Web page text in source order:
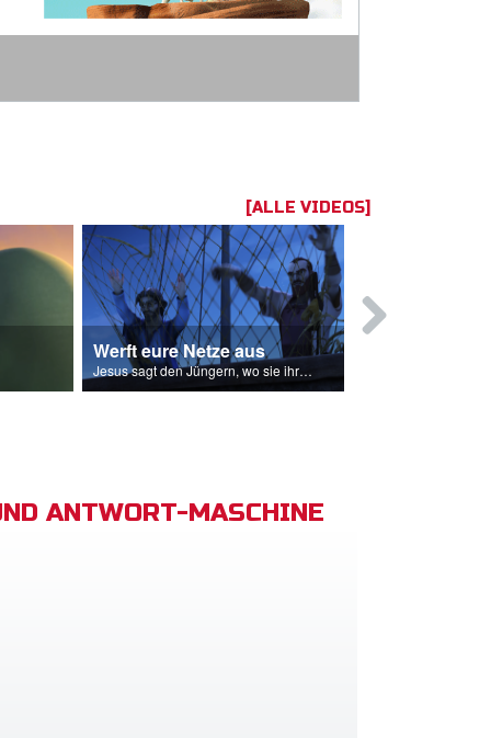
[ALLE VIDEOS]
Werft eure Netze aus
Jesus sagt den Jüngern, wo sie ihre Netze auswerfen sollen.
ANTWORT-MASCHINE